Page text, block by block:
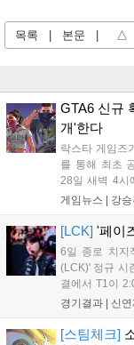
목록 본문
GTA6 신규
개'한다
락스타 게임즈
를 통해 최초
28일 새벽 4시
10시부터 공식
이례적인 협업
전 세계 팬들의
게임뉴스 | 강승
[LCK] '페이
6일 종로 치지
(LCK)' 정규 시
결에서 T1이
우승을 기점으
T1은 첫 드래
경기결과 | 신연
[스팀체크]